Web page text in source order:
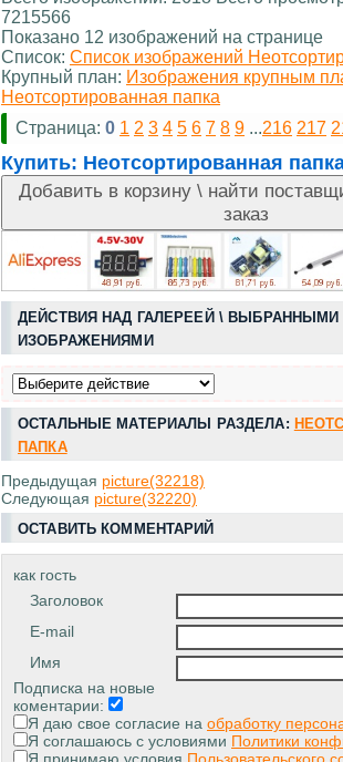
7215566
Показано 12 изображений на странице
Список: Список изображений
Крупный план: Изображения крупным
Неотсортированная папка
Страница: 0 1 2 3 4 5 6 7 8 9 ...216 217
Купить: Неотсортированная
ДЕЙСТВИЯ НАД ГАЛЕРЕЕЙ \ ВЫБРАННЫМИ
ИЗОБРАЖЕНИЯМИ
ОСТАЛЬНЫЕ МАТЕРИАЛЫ РАЗДЕЛА:
ПАПКА
Предыдущая picture(32218)
Следующая picture(32220)
ОСТАВИТЬ КОММЕНТАРИЙ
как гость
Заголовок
E-mail
Имя
Подписка на новые
коментарии:
Я даю свое согласие на обработку
Я соглашаюсь с условиями Политики